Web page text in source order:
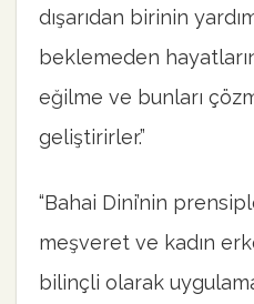
dışarıdan birinin
beklemeden
eğilme ve bunları
geliştirirler.”
“Bahai Dini’nin
meşveret ve kadın
bilinçli olarak